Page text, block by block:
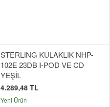
STERLING KULAKLIK NHP-
102E 23DB I-POD VE CD
YEŞİL
4.289,48 TL
Yeni Ürün